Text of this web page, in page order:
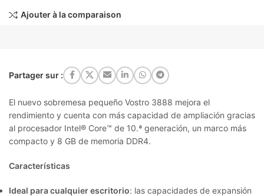
Ajouter à la comparaison
Partager sur :
El nuevo sobremesa pequeño Vostro 3888 mejora el
rendimiento y cuenta con más capacidad de ampliación gracias
al procesador Intel® Core™ de 10.ª generación, un marco más
compacto y 8 GB de memoria DDR4.
Características
Ideal para cualquier escritorio: las capacidades de expansión